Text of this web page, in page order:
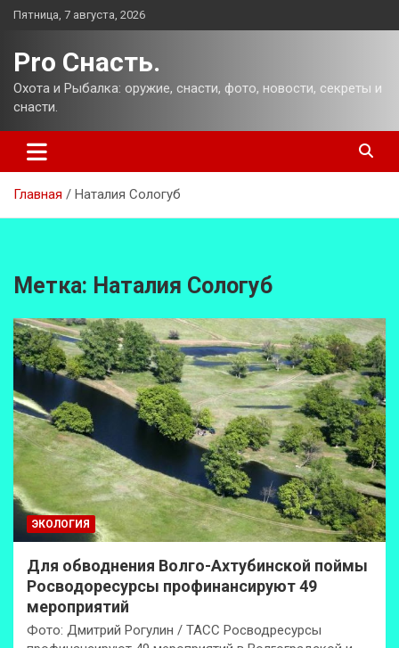
Перейти
Пятница, 7 августа, 2026
Pro Снасть.
Охота и Рыбалка: оружие, снасти, фото, новости, секреты и
снасти.
Главная Наталия Сологуб
Метка: Наталия Сологуб
ЭКОЛОГИЯ
Для обводнения Волго-Ахтубинской поймы
Росводоресурсы профинансируют 49
мероприятий
Фото: Дмитрий Рогулин / ТАСС Росводресурсы